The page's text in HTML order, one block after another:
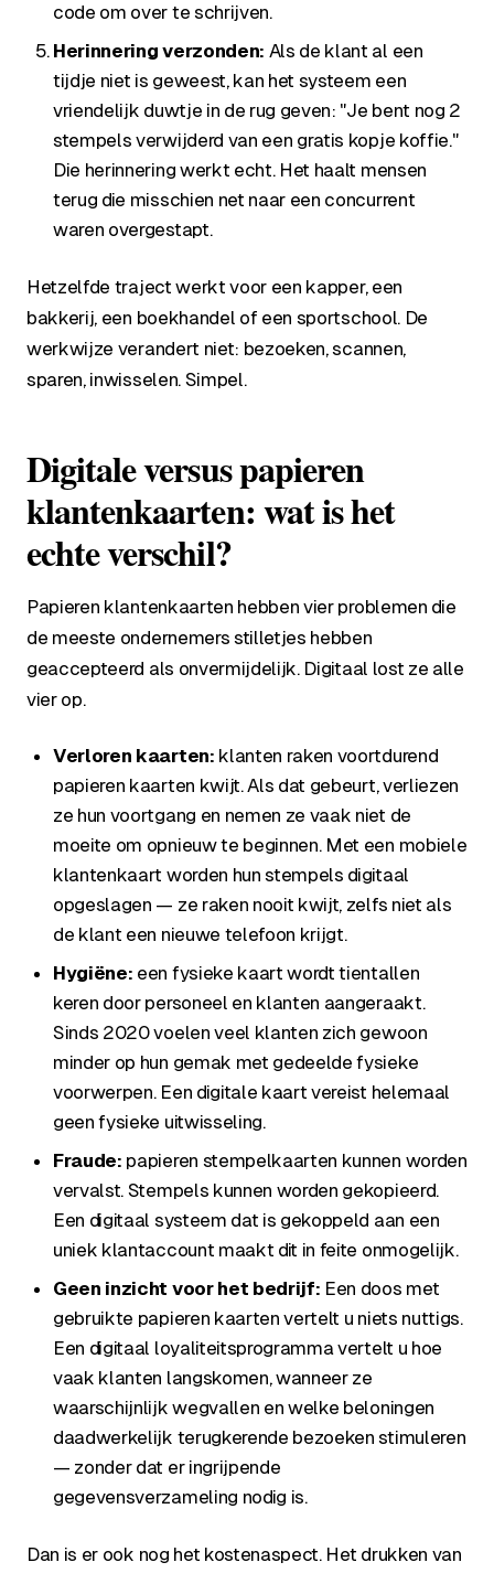
code om over te schrijven.
Herinnering verzonden: Als de klant al een
tijdje niet is geweest, kan het systeem een
vriendelijk duwtje in de rug geven: "Je bent nog 2
stempels verwijderd van een gratis kopje koffie."
Die herinnering werkt echt. Het haalt mensen
terug die misschien net naar een concurrent
waren overgestapt.
Hetzelfde traject werkt voor een kapper, een
bakkerij, een boekhandel of een sportschool. De
werkwijze verandert niet: bezoeken, scannen,
sparen, inwisselen. Simpel.
Digitale versus papieren
klantenkaarten: wat is het
echte verschil?
Papieren klantenkaarten hebben vier problemen die
de meeste ondernemers stilletjes hebben
geaccepteerd als onvermijdelijk. Digitaal lost ze alle
vier op.
Verloren kaarten: klanten raken voortdurend
papieren kaarten kwijt. Als dat gebeurt, verliezen
ze hun voortgang en nemen ze vaak niet de
moeite om opnieuw te beginnen. Met een mobiele
klantenkaart worden hun stempels digitaal
opgeslagen — ze raken nooit kwijt, zelfs niet als
de klant een nieuwe telefoon krijgt.
Hygiëne: een fysieke kaart wordt tientallen
keren door personeel en klanten aangeraakt.
Sinds 2020 voelen veel klanten zich gewoon
minder op hun gemak met gedeelde fysieke
voorwerpen. Een digitale kaart vereist helemaal
geen fysieke uitwisseling.
Fraude: papieren stempelkaarten kunnen worden
vervalst. Stempels kunnen worden gekopieerd.
Een digitaal systeem dat is gekoppeld aan een
uniek klantaccount maakt dit in feite onmogelijk.
Geen inzicht voor het bedrijf: Een doos met
gebruikte papieren kaarten vertelt u niets nuttigs.
Een digitaal loyaliteitsprogramma vertelt u hoe
vaak klanten langskomen, wanneer ze
waarschijnlijk wegvallen en welke beloningen
daadwerkelijk terugkerende bezoeken stimuleren
— zonder dat er ingrijpende
gegevensverzameling nodig is.
Dan is er ook nog het kostenaspect. Het drukken van